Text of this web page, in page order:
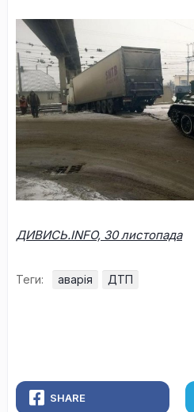
ДИВИСЬ.INFO, 30 листопада
Теги: аварія ДТП
SHARE